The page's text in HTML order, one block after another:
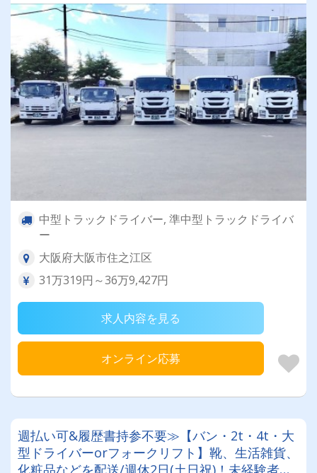
中型トラックドライバー, 準中型トラックドライバ
ー
大阪府大阪市住之江区
31万319円～36万9,427円
求人内容を見る
オンライン応募
週払い可&履歴書持参不要≫【バン・2t・4t・大
型ドライバーorフォークリフト】靴、生活雑貨、
化粧品などを配送/週休2日(土日祝)！未経験者・